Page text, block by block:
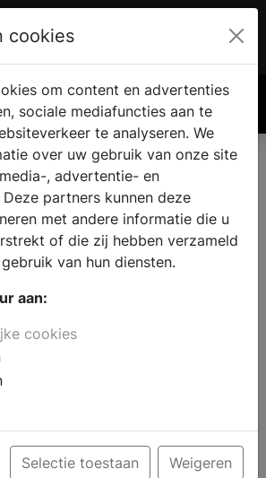
€ 0.00
keuken in
vindt u in de keukenwinkel alle
voor een nieuwe keuken. Welke
u en uw woning en wat zijn de
Door middel van persoonlijk
medewerker kunt u een
en krijgt u deskundig
van verschillende
cookies
om content en advertenties
sociale mediafuncties aan te
te analyseren. We
over uw gebruik van onze site
, advertentie- en
partners kunnen deze
met andere informatie die u
of die zij hebben verzameld
van hun diensten.
aan:
cookies
Selectie toestaan Weigeren